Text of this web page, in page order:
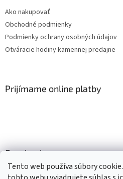
Tento web používa súbory
Ako nakupovať
Obchodné podmienky
Podmienky ochrany osobných údajov
Otváracie hodiny kamennej predajne
Prijímame online platby
Facebook